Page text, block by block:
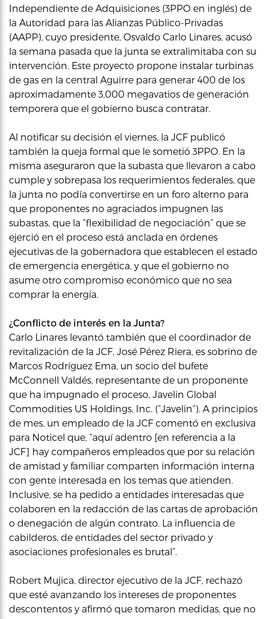
Independiente de Adquisiciones (3PPO en inglés) de
la Autoridad para las Alianzas Público-Privadas
(AAPP), cuyo presidente, Osvaldo Carlo Linares, acusó
la semana pasada que la junta se extralimitaba con su
intervención. Este proyecto propone instalar turbinas
de gas en la central Aguirre para generar 400 de los
aproximadamente 3,000 megavatios de generación
temporera que el gobierno busca contratar.
Al notificar su decisión el viernes, la JCF publicó
también la queja formal que le sometió 3PPO. En la
misma aseguraron que la subasta que llevaron a cabo
cumple y sobrepasa los requerimientos federales, que
la junta no podía convertirse en un foro alterno para
que proponentes no agraciados impugnen las
subastas, que la “flexibilidad de negociación” que se
ejerció en el proceso está anclada en órdenes
ejecutivas de la gobernadora que establecen el estado
de emergencia energética, y que el gobierno no
asume otro compromiso económico que no sea
comprar la energía.
¿Conflicto de interés en la Junta?
Carlo Linares levantó también que el coordinador de
revitalización de la JCF, José Pérez Riera, es sobrino de
Marcos Rodríguez Ema, un socio del bufete
McConnell Valdés, representante de un proponente
que ha impugnado el proceso, Javelin Global
Commodities US Holdings, Inc. (“Javelin”). A principios
de mes, un empleado de la JCF comentó en exclusiva
para Noticel que, “aquí adentro [en referencia a la
JCF] hay compañeros empleados que por su relación
de amistad y familiar comparten información interna
con gente interesada en los temas que atienden.
Inclusive, se ha pedido a entidades interesadas que
colaboren en la redacción de las cartas de aprobación
o denegación de algún contrato. La influencia de
cabilderos, de entidades del sector privado y
asociaciones profesionales es brutal”.
Robert Mujica, director ejecutivo de la JCF, rechazó
que esté avanzando los intereses de proponentes
descontentos y afirmó que tomaron medidas, que no